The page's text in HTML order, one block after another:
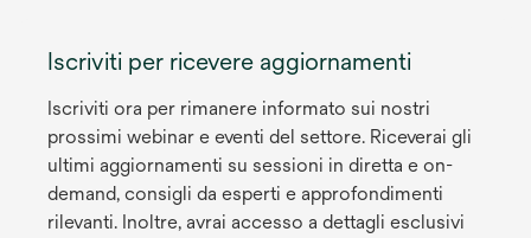
Iscriviti per ricevere aggiornamenti
Iscriviti ora per rimanere informato sui nostri
prossimi webinar e eventi del settore. Riceverai gli
ultimi aggiornamenti su sessioni in diretta e on-
demand, consigli da esperti e approfondimenti
rilevanti. Inoltre, avrai accesso a dettagli esclusivi